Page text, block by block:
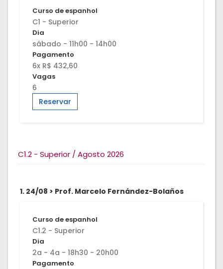
Curso de espanhol
C1 - Superior
Dia
sábado - 11h00 - 14h00
Pagamento
6x R$ 432,60
Vagas
6
Reservar
C1.2 - Superior / Agosto 2026
1. 24/08 > Prof. Marcelo Fernández-Bolaños
Curso de espanhol
C1.2 - Superior
Dia
2a - 4a - 18h30 - 20h00
Pagamento